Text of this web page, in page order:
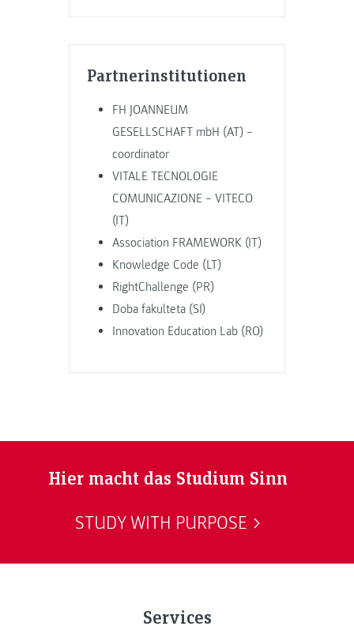
Partnerinstitutionen
FH JOANNEUM
GESELLSCHAFT mbH (AT) –
coordinator
VITALE TECNOLOGIE
COMUNICAZIONE – VITECO
(IT)
Association FRAMEWORK (IT)
Knowledge Code (LT)
RightChallenge (PR)
Doba fakulteta (SI)
Innovation Education Lab (RO)
Hier macht das Studium Sinn
STUDY WITH PURPOSE
Services